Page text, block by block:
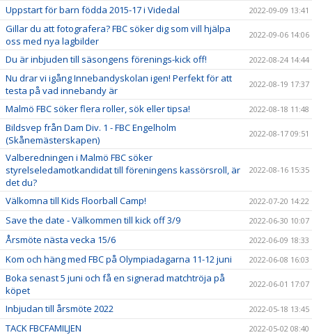
Uppstart för barn födda 2015-17 i Videdal 2022-09-09 13:41
Gillar du att fotografera? FBC söker dig som vill hjälpa
oss med nya lagbilder
2022-09-06 14:06
Du är inbjuden till säsongens förenings-kick off! 2022-08-24 14:44
Nu drar vi igång Innebandyskolan igen! Perfekt för att
testa på vad innebandy är
2022-08-19 17:37
Malmö FBC söker flera roller, sök eller tipsa! 2022-08-18 11:48
Bildsvep från Dam Div. 1 - FBC Engelholm
(Skånemästerskapen)
2022-08-17 09:51
Valberedningen i Malmö FBC söker
styrelseledamotkandidat till föreningens kassörsroll, är
det du?
2022-08-16 15:35
Välkomna till Kids Floorball Camp! 2022-07-20 14:22
Save the date - Välkommen till kick off 3/9 2022-06-30 10:07
Årsmöte nästa vecka 15/6 2022-06-09 18:33
Kom och häng med FBC på Olympiadagarna 11-12 juni 2022-06-08 16:03
Boka senast 5 juni och få en signerad matchtröja på
köpet
2022-06-01 17:07
Inbjudan till årsmöte 2022 2022-05-18 13:45
TACK FBCFAMILJEN 2022-05-02 08:40